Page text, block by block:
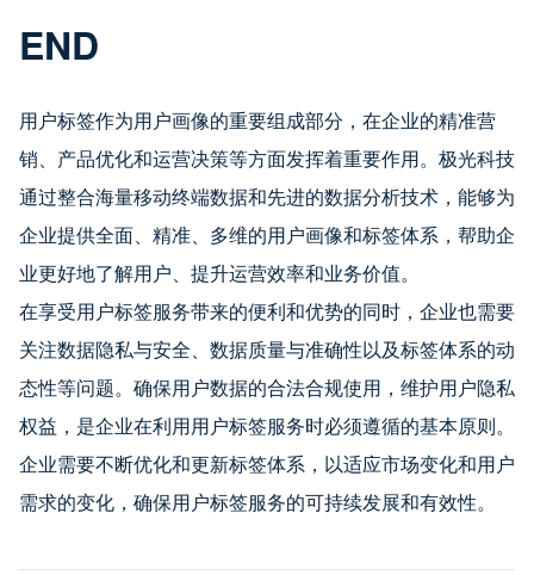
END
用户标签作为用户画像的重要组成部分，在企业的精准营
销、产品优化和运营决策等方面发挥着重要作用。极光科技
通过整合海量移动终端数据和先进的数据分析技术，能够为
企业提供全面、精准、多维的用户画像和标签体系，帮助企
业更好地了解用户、提升运营效率和业务价值。
在享受用户标签服务带来的便利和优势的同时，企业也需要
关注数据隐私与安全、数据质量与准确性以及标签体系的动
态性等问题。确保用户数据的合法合规使用，维护用户隐私
权益，是企业在利用用户标签服务时必须遵循的基本原则。
企业需要不断优化和更新标签体系，以适应市场变化和用户
需求的变化，确保用户标签服务的可持续发展和有效性。